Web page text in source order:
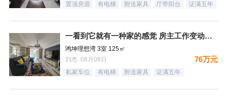
置顶房源 有电梯 附送家具 厅带阳台 证满五年
一看到它就有一种家的感觉 房主工作变动 忍痛割爱
鸿坤理想湾 3室 125㎡
刘杰 08月08日
76万元
私家车位 有电梯 附送家具 证满五年